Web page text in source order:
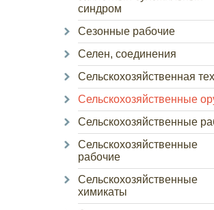
синдром
Сезонные рабочие
Селен, соединения
Сельскохозяйственная
Сельскохозяйственные
Сельскохозяйственные
Сельскохозяйственные
рабочие
Сельскохозяйственные
химикаты